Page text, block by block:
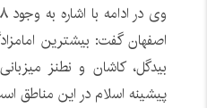
اصفهان گفت: بیشترین
بیدگل، کاشان و نطنز
پیشینه اسلام در این مناطق